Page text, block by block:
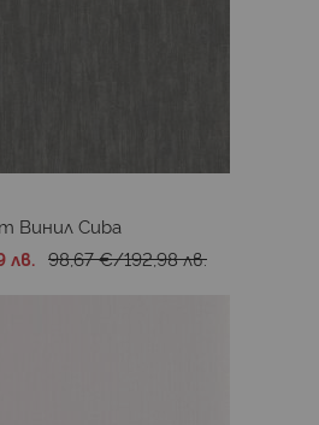
Винил Cuba
лв. 98,67 €/192,98 лв.